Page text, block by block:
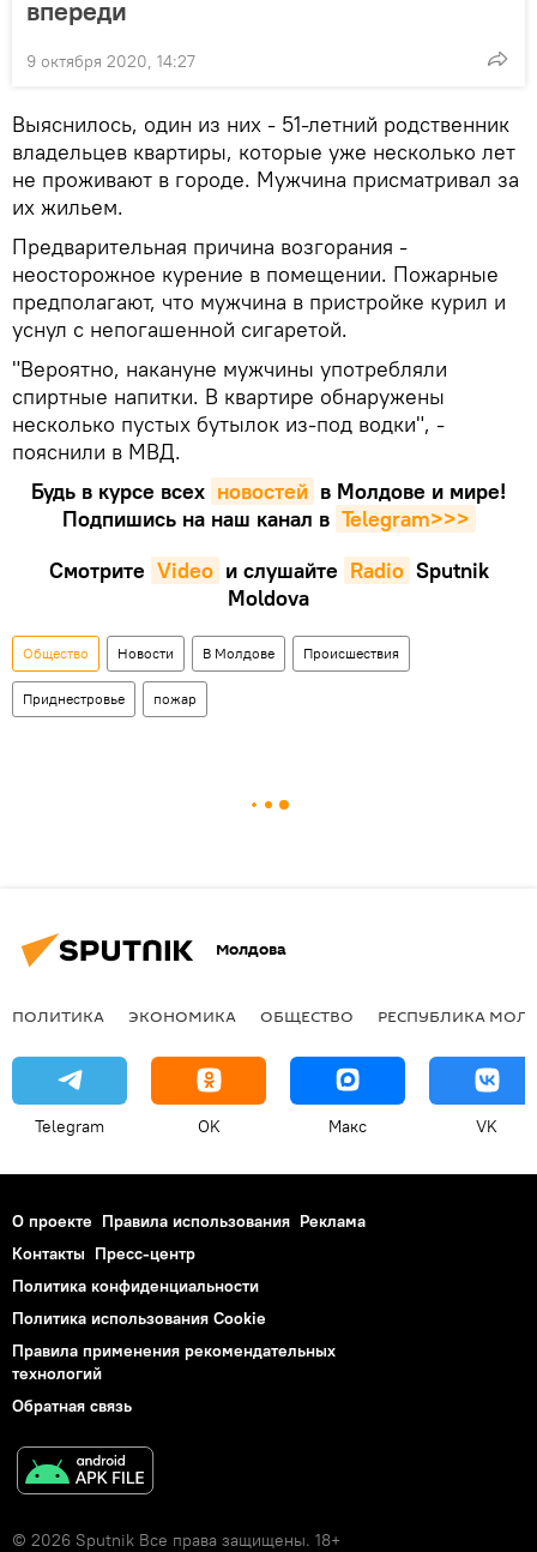
впереди
9 октября 2020, 14:27
Выяснилось, один из них - 51-летний родственник
владельцев квартиры, которые уже несколько лет
не проживают в городе. Мужчина присматривал за
их жильем.
Предварительная причина возгорания -
неосторожное курение в помещении. Пожарные
предполагают, что мужчина в пристройке курил и
уснул с непогашенной сигаретой.
"Вероятно, накануне мужчины употребляли
спиртные напитки. В квартире обнаружены
несколько пустых бутылок из-под водки", -
пояснили в МВД.
Будь в курсе всех новостей в Молдове и мире!
Подпишись на наш канал в Telegram>>>
Смотрите Video и слушайте Radio Sputnik
Moldova
Общество Новости В Молдове Происшествия
Приднестровье пожар
Молдова
ПОЛИТИКА ЭКОНОМИКА ОБЩЕСТВО РЕСПУБЛИКА
Telegram OK Макс VK
О проекте Правила использования Реклама
Контакты Пресс-центр
Политика конфиденциальности
Политика использования Cookie
Правила применения рекомендательных
технологий
Обратная связь
© 2026 Sputnik Все права защищены. 18+